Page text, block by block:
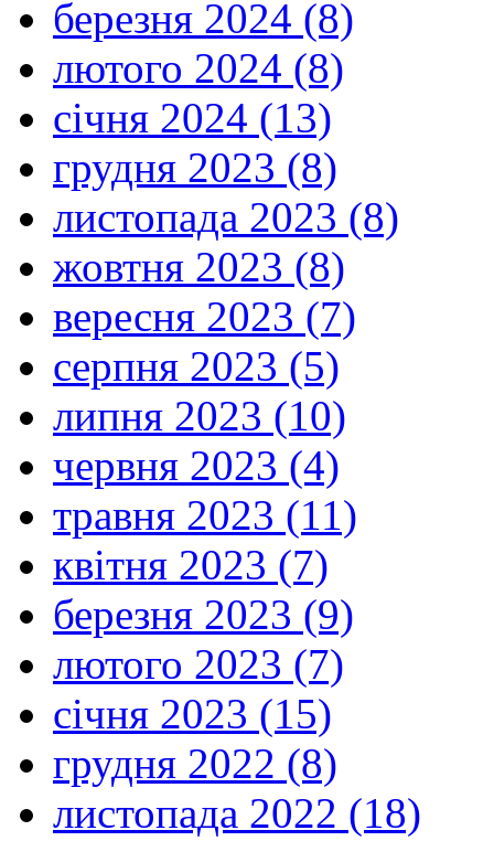
березня 2024 (8)
лютого 2024 (8)
січня 2024 (13)
грудня 2023 (8)
листопада 2023 (8)
жовтня 2023 (8)
вересня 2023 (7)
серпня 2023 (5)
липня 2023 (10)
червня 2023 (4)
травня 2023 (11)
квітня 2023 (7)
березня 2023 (9)
лютого 2023 (7)
січня 2023 (15)
грудня 2022 (8)
листопада 2022 (18)